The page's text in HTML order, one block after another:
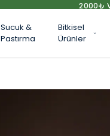
2000₺
Sucuk &
Pastırma
Bitkisel
Ürünler